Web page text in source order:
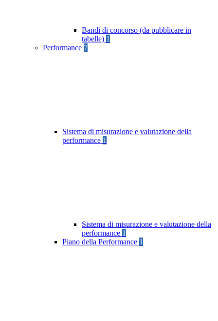
Bandi di concorso (da pubblicare in
tabelle) 1
Performance 7
Sistema di misurazione e valutazione della
performance 1
Sistema di misurazione e valutazione della
performance 1
Piano della Performance 1